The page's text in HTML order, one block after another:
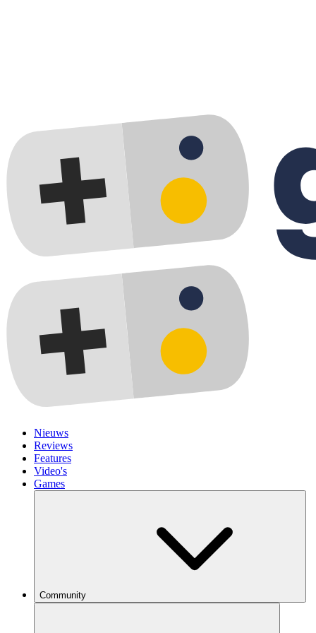
Nieuws
Reviews
Features
Video's
Games
Community